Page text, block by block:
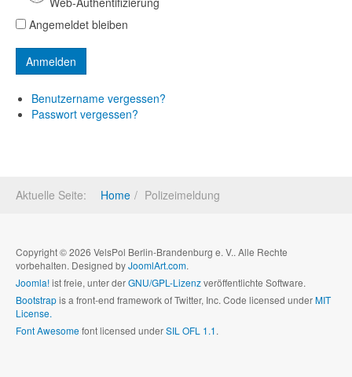
Angemeldet bleiben
Benutzername vergessen?
Passwort vergessen?
Aktuelle Seite: Home Polizeimeldung
Copyright © 2026 VelsPol Berlin-Brandenburg e. V.. Alle Rechte
vorbehalten. Designed byJoomlArt.com.
Joomla!ist freie, unter derGNU/GPL-Lizenzveröffentlichte Software.
Bootstrapis a front-end framework of Twitter, Inc. Code licensed underMIT
License.
Font Awesomefont licensed underSIL OFL 1.1.